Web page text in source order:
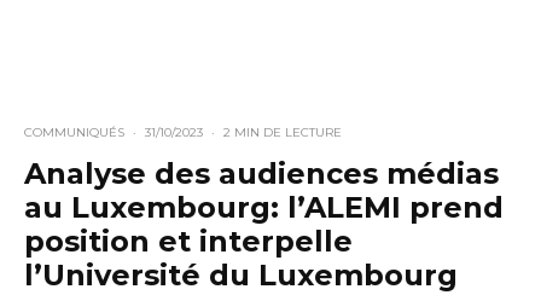
COMMUNIQUÉS · 31/10/2023 · 2 MIN DE LECTURE
Analyse des audiences médias
au Luxembourg: l’ALEMI prend
position et interpelle
l’Université du Luxembourg